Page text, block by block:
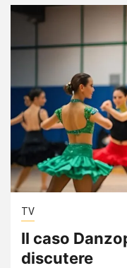
TV
Il caso
discutere